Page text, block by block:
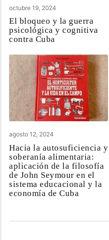
octubre 19, 2024
El bloqueo y la guerra
psicológica y cognitiva
contra Cuba
agosto 12, 2024
Hacia la autosuficiencia y
soberanía alimentaria:
aplicación de la filosofía
de John Seymour en el
sistema educacional y la
economía de Cuba